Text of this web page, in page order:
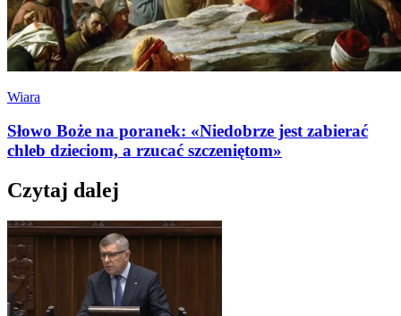
Wiara
Słowo Boże na poranek: «Niedobrze jest zabierać
chleb dzieciom, a rzucać szczeniętom»
Czytaj dalej